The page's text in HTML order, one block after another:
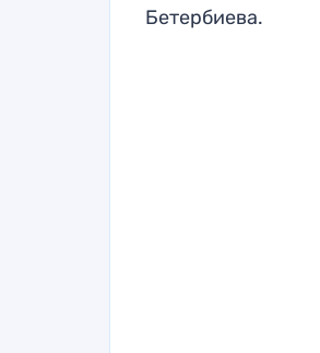
Бетербиева.